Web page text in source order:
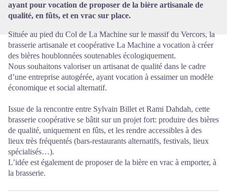
ayant pour vocation de proposer de la bière artisanale de
qualité, en fûts, et en vrac sur place.
Située au pied du Col de La Machine sur le massif du Vercors, la
brasserie artisanale et coopérative La Machine a vocation à créer
des bières houblonnées soutenables écologiquement.
Nous souhaitons valoriser un artisanat de qualité dans le cadre
d’une entreprise autogérée, ayant vocation à essaimer un modèle
économique et social alternatif.
Issue de la rencontre entre Sylvain Billet et Rami Dahdah, cette
brasserie coopérative se bâtit sur un projet fort: produire des bières
de qualité, uniquement en fûts, et les rendre accessibles à des
lieux très fréquentés (bars-restaurants alternatifs, festivals, lieux
spécialisés…).
L’idée est également de proposer de la bière en vrac à emporter, à
la brasserie.